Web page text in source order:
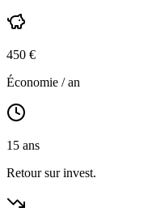
450 €
Économie / an
15 ans
Retour sur invest.